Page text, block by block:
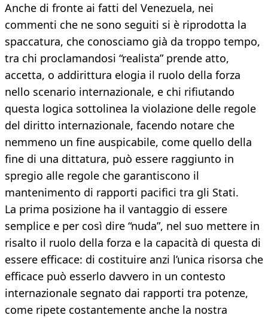
Anche di fronte ai fatti del Venezuela, nei
commenti che ne sono seguiti si è riprodotta la
spaccatura, che conosciamo già da troppo tempo,
tra chi proclamandosi “realista” prende atto,
accetta, o addirittura elogia il ruolo della forza
nello scenario internazionale, e chi rifiutando
questa logica sottolinea la violazione delle regole
del diritto internazionale, facendo notare che
nemmeno un fine auspicabile, come quello della
fine di una dittatura, può essere raggiunto in
spregio alle regole che garantiscono il
mantenimento di rapporti pacifici tra gli Stati.
La prima posizione ha il vantaggio di essere
semplice e per così dire “nuda”, nel suo mettere in
risalto il ruolo della forza e la capacità di questa di
essere efficace: di costituire anzi l’unica risorsa che
efficace può esserlo davvero in un contesto
internazionale segnato dai rapporti tra potenze,
come ripete costantemente anche la nostra